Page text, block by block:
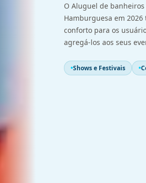
O Aluguel de
Hamburguesa em
conforto para os
agregá-los aos seus
Shows e Festivais